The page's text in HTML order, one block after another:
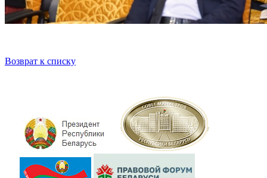
Возврат к списку